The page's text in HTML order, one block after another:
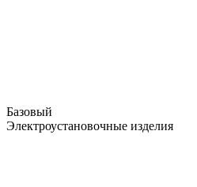
Базовый
Электроустановочные изделия